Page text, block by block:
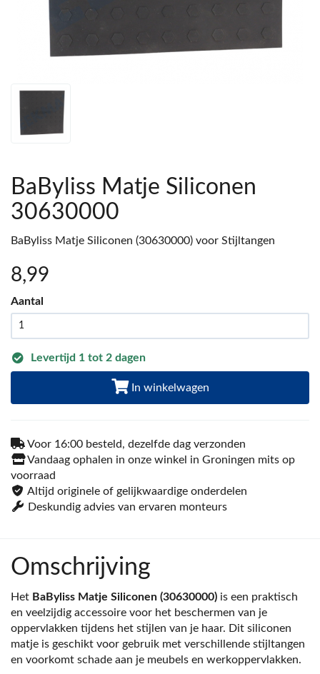
BaByliss Matje Siliconen
30630000
BaByliss Matje Siliconen (30630000) voor Stijltangen
8,99
Aantal
Levertijd 1 tot 2 dagen
In winkelwagen
Voor 16:00 besteld, dezelfde dag verzonden
Vandaag ophalen in onze winkel in Groningen mits op
voorraad
Altijd originele of gelijkwaardige onderdelen
Deskundig advies van ervaren monteurs
Omschrijving
Het BaByliss Matje Siliconen (30630000) is een praktisch
en veelzijdig accessoire voor het beschermen van je
oppervlakken tijdens het stijlen van je haar. Dit siliconen
matje is geschikt voor gebruik met verschillende stijltangen
en voorkomt schade aan je meubels en werkoppervlakken.